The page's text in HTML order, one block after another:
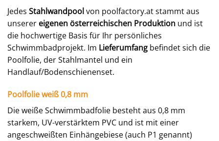
Jedes Stahlwandpoolvon poolfactory.at stammt aus
unserer eigenen österreichischen Produktion und ist
die hochwertige Basis für Ihr persönliches
Schwimmbadprojekt. Im Lieferumfang befindet sich die
Poolfolie, der Stahlmantel und ein
Handlauf/Bodenschienenset.
Poolfolie weiß 0,8 mm
Die weiße Schwimmbadfolie besteht aus 0,8 mm
starkem, UV-verstärktem PVC und ist mit einer
angeschweißten Einhängebiese (auch P1 genannt)